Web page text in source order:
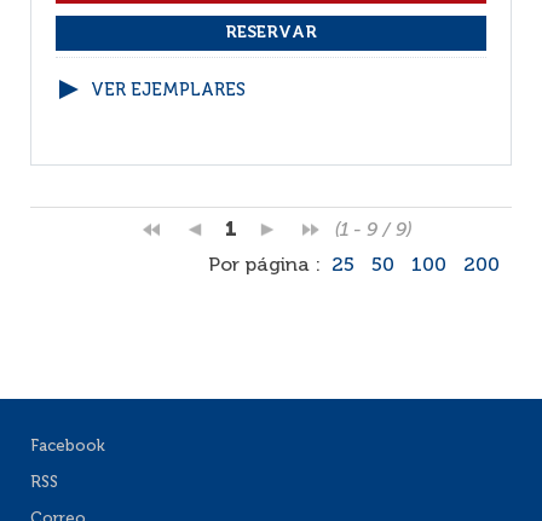
VER EJEMPLARES
1
(1 - 9 / 9)
Por página :
25 50 100 200
Facebook
RSS